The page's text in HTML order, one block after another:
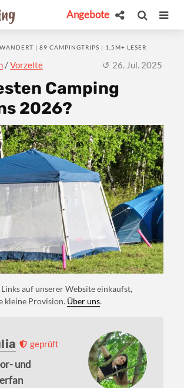
Angebote
/Vorzelte
| 89 CAMPINGTRIPS | 1,5M+ LESER
26. Jul. 2025
Camping
2026?
auf unserer Website einkaufst,
kleine Provision. Über uns.
geprüft
und